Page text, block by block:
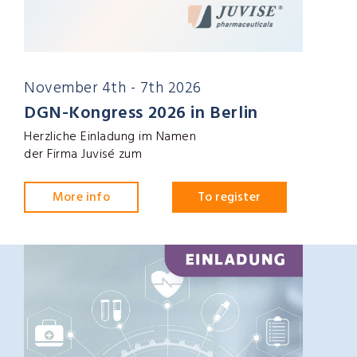
November 4th - 7th 2026
DGN-Kongress 2026 in Berlin
Herzliche Einladung im Namen
der Firma Juvisé zum
More info To register